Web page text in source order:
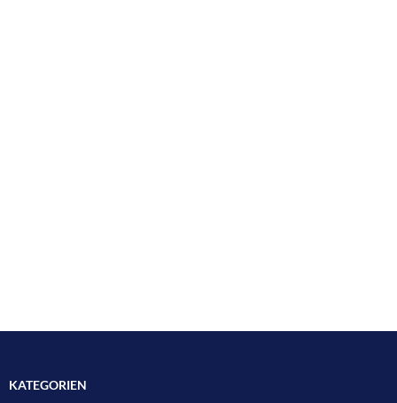
KATEGORIEN